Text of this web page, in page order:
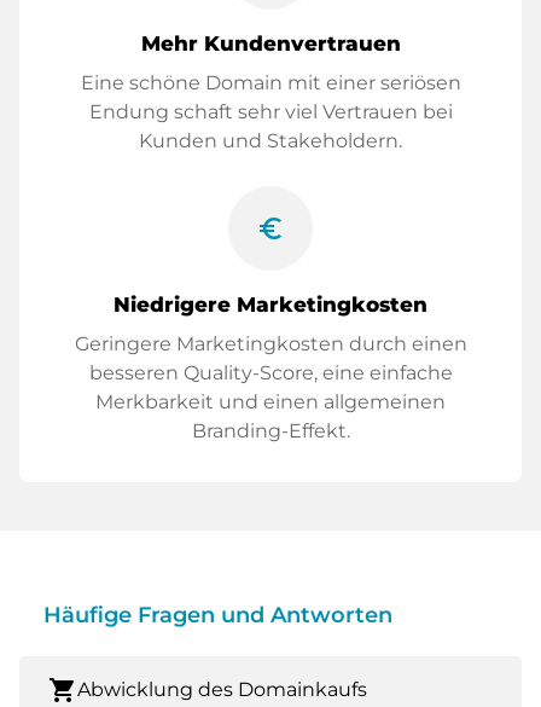
Mehr Kundenvertrauen
Eine schöne Domain mit einer seriösen
Endung schaft sehr viel Vertrauen bei
Kunden und Stakeholdern.
euro_symbol
Niedrigere Marketingkosten
Geringere Marketingkosten durch einen
besseren Quality-Score, eine einfache
Merkbarkeit und einen allgemeinen
Branding-Effekt.
Häufige Fragen und Antworten
shopping_cartAbwicklung des Domainkaufs